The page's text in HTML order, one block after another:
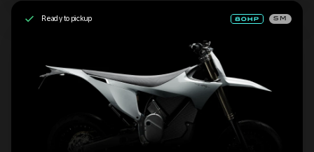
Ready to pickup SM